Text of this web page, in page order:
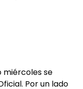
miércoles se
Por un lado